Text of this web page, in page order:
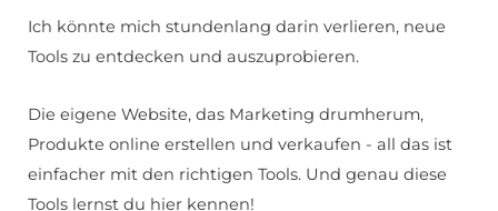
Ich könnte mich stundenlang darin verlieren, neue
Tools zu entdecken und auszuprobieren.
Die eigene Website, das Marketing drumherum,
Produkte online erstellen und verkaufen - all das ist
einfacher mit den richtigen Tools. Und genau diese
Tools lernst du hier kennen!